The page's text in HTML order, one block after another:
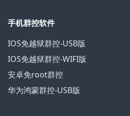
手机群控软件
IOS免越狱群控-USB版
IOS免越狱群控-WIFI版
安卓免root群控
华为鸿蒙群控-USB版